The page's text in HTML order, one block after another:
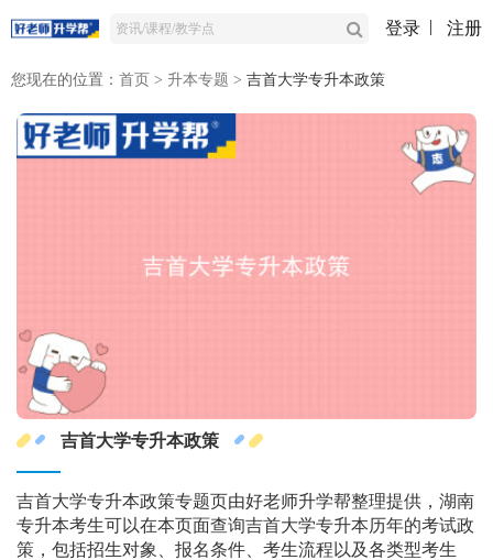
登录 注册
您现在的位置： 首页 > 升本专题 > 吉首大学专升本政策
吉首大学专升本政策
吉首大学专升本政策专题页由好老师升学帮整理提供，湖南
专升本考生可以在本页面查询吉首大学专升本历年的考试政
策，包括招生对象、报名条件、考生流程以及各类型考生